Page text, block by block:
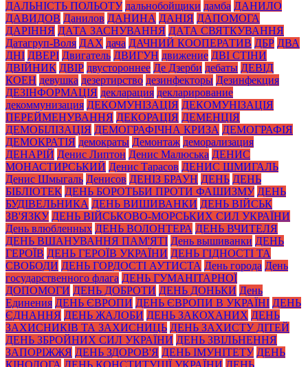
ДАЛЬНІСТЬ ПОЛЬОТУ дальнобойщики дамба ДАНИЛО
ДАВИДОВ Данилов ДАНИНА ДАНІЯ ДАПОМОГА
ДАРІННЯ ДАТА ЗАСНУВАННЯ ДАТА СВЯТКУВАННЯ
Датагруп-Воля ДАХ дача ДАЧНИЙ КООПЕРАТИВ ДБР ДВА
ДНІ ДВЕРІ Двигатель ДВИГУН движение ДВІ СТІНИ
ДВІЙНИК ДВІР двустороннее Де Дзерби дебаты ДЕВІД
КОЕН девушка дезертирство дезинфекторы Дезинфекция
ДЕЗІНФОРМАЦІЯ декларация декларирование
декоммунизация ДЕКОМУНІЗАЦІЯ ДЕКОМУНІЗАЦІЯ
ПЕРЕЙМЕНУВАННЯ ДЕКОРАЦІЯ ДЕМЕНЦІЯ
ДЕМОБІЛІЗАЦІЯ ДЕМОГРАФІЧНА КРИЗА ДЕМОГРАФІЯ
ДЕМОКРАТІЯ демократы Демонтаж деморализация
ДЕНАРІЙ Денис Липтон Денис Малюська ДЕНИС
МОНАСТИРСЬКИЙ Денис Тарасов ДЕНИС ШМИГАЛЬ
Денис Шмыгаль Денисов ДЕНІЗ БРАУН ДЕНЬ ДЕНЬ
БІБЛІОТЕК ДЕНЬ БОРОТЬБИ ПРОТИ ФАШИЗМУ ДЕНЬ
БУДІВЕЛЬНИКА ДЕНЬ ВИШИВАНКИ ДЕНЬ ВІЙСЬК
ЗВ'ЯЗКУ ДЕНЬ ВІЙСЬКОВО-МОРСЬКИХ СИЛ УКРАЇНИ
День влюбленных ДЕНЬ ВОЛОНТЕРА ДЕНЬ ВЧИТЕЛЯ
ДЕНЬ ВШАНУВАННЯ ПАМ'ЯТІ День вышиванки ДЕНЬ
ГЕРОЇВ ДЕНЬ ГЕРОЇВ УКРАЇНИ ДЕНЬ ГІДНОСТІ ТА
СВОБОДИ ДЕНЬ ГОРДОСТІ АУТИСТА День города День
государственного флага ДЕНЬ ГУМАНІТАРНОЇ
ДОПОМОГИ ДЕНЬ ДОБРОТИ ДЕНЬ ДОНЬКИ День
Единения ДЕНЬ ЄВРОПИ ДЕНЬ ЄВРОПИ В УКРАЇНІ ДЕНЬ
ЄДНАННЯ ДЕНЬ ЖАЛОБИ ДЕНЬ ЗАКОХАНИХ ДЕНЬ
ЗАХИСНИКІВ ТА ЗАХИСНИЦЬ ДЕНЬ ЗАХИСТУ ДІТЕЙ
ДЕНЬ ЗБРОЙНИХ СИЛ УКРАЇНИ ДЕНЬ ЗВІЛЬНЕННЯ
ЗАПОРІЖЖЯ ДЕНЬ ЗДОРОВ'Я ДЕНЬ ІМУНІТЕТУ ДЕНЬ
КІНОЛОГА ДЕНЬ КОНСТИТУЦІЇ УКРАЇНИ ДЕНЬ